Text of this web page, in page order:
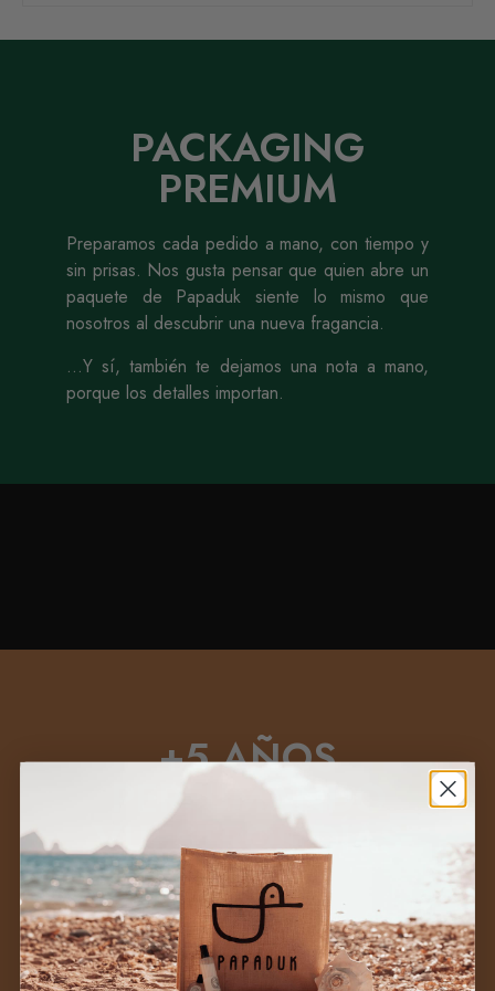
PACKAGING
PREMIUM
Preparamos cada pedido a mano, con tiempo y
sin prisas. Nos gusta pensar que quien abre un
paquete de Papaduk siente lo mismo que
nosotros al descubrir una nueva fragancia.
…Y sí, también te dejamos una nota a mano,
porque los detalles importan.
+5 AÑOS
PERFUMANDO
VUESTROS DÍAS
Si algo hemos aprendido es que un
perfume no se elige por moda ni por
impulso: se elige porqueencaja contigo,